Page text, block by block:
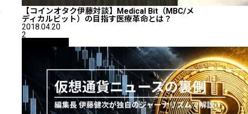
【コインオタク伊藤対談】Medical Bit（MBC/メ
ディカルビット）の目指す医療革命とは？
2018.04.20
2